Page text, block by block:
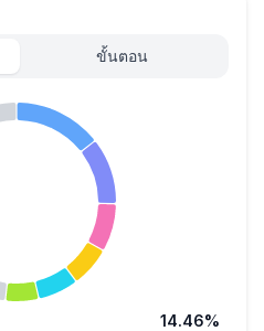
ขั้นตอน
14.46%